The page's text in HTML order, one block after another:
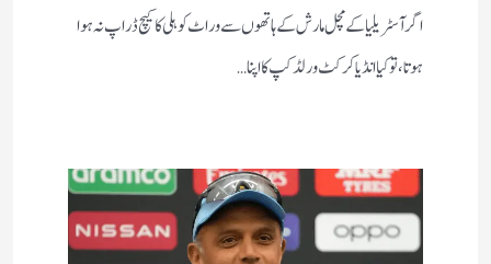
اگر آسٹریلیا کے مچل مارش کے ہاتھوں سے وراٹ کوہلی کا کیچ ڈراپ نہ ہوا
ہوتا ، تو کیا انڈیا کرکٹ ورلڈ کپ کا اپنا…